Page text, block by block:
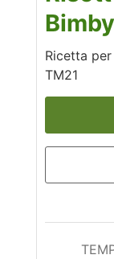
Bimby
Ricetta
TM21